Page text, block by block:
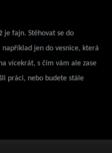
je fajn. Stěhovat se do
jen do vesnice, která
vícekrát, s čím vám ale zase
práci, nebo budete stále